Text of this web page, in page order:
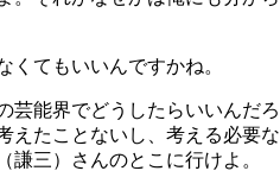
てもいいんですかね。
芸能界でどうしたらいいんだろ
えたことないし、考える必要な
謙三）さんのとこに行けよ。